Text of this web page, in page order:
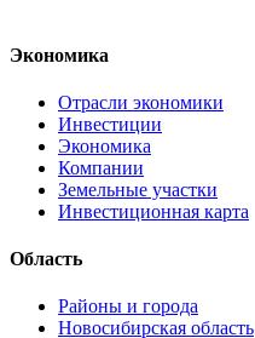
Экономика
Отрасли экономики
Инвестиции
Экономика
Компании
Земельные участки
Инвестиционная карта
Область
Районы и города
Новосибирская область